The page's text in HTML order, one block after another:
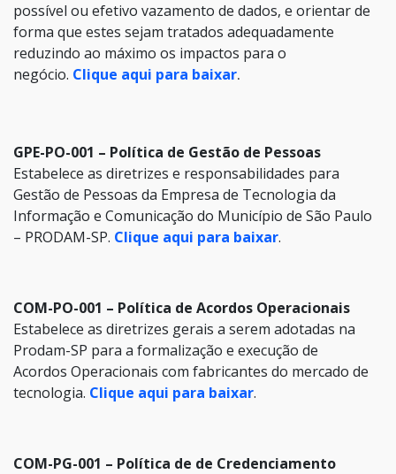
possível ou efetivo vazamento de dados, e orientar de
forma que estes sejam tratados adequadamente
reduzindo ao máximo os impactos para o
negócio. Clique aqui para baixar.
GPE-PO-001 – Política de Gestão de Pessoas
Estabelece as diretrizes e responsabilidades para
Gestão de Pessoas da Empresa de Tecnologia da
Informação e Comunicação do Município de São Paulo
– PRODAM-SP. Clique aqui para baixar.
COM-PO-001 – Política de Acordos Operacionais
Estabelece as diretrizes gerais a serem adotadas na
Prodam-SP para a formalização e execução de
Acordos Operacionais com fabricantes do mercado de
tecnologia. Clique aqui para baixar.
COM-PG-001 – Política de de Credenciamento